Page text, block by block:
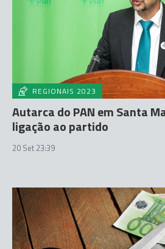
REGIONAIS 2023
Autarca do PAN em Santa
ligação ao partido
20 Set 23:39